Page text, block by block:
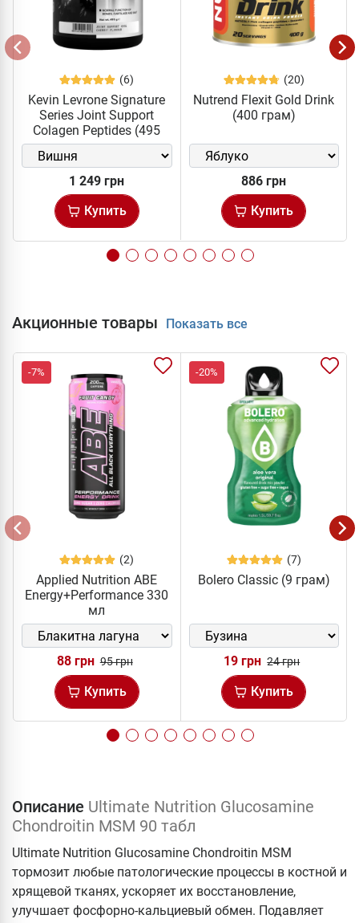
(6)
Kevin Levrone Signature
Series Joint Support
Colagen Peptides (495
грам)
1 249 грн
Купить
(20)
Nutrend Flexit Gold Drink
(400 грам)
886 грн
Купить
Акционные товары Показать все
-7%
(2)
Applied Nutrition ABE
Energy+Performance 330
мл
88 грн 95 грн
Купить
-20%
(7)
Bolero Classic (9 грам)
19 грн 24 грн
Купить
Описание Ultimate Nutrition Glucosamine
Chondroitin MSM 90 табл
Ultimate Nutrition Glucosamine Chondroitin MSM
тормозит любые патологические процессы в костной и
хрящевой тканях, ускоряет их восстановление,
улучшает фосфорно-кальциевый обмен. Подавляет